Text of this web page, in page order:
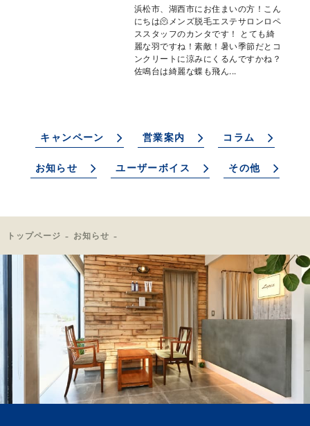
浜松市、湖西市にお住まいの方！こん
にちは🫠メンズ脱毛エステサロンロペ
ススタッフのカンタです！ とても綺
麗な羽ですね！素敵！暑い季節だとコ
ンクリートに涼みにくるんですかね？
佐鳴台は綺麗な蝶も飛ん...
キャンペーン 営業案内 コラム
お知らせ ユーザーボイス その他
トップページ お知らせ